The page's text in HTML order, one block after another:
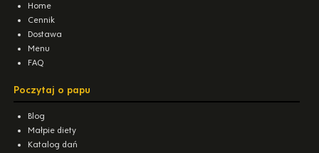
Home
Cennik
Dostawa
Menu
FAQ
Poczytaj o papu
Blog
Małpie diety
Katalog dań